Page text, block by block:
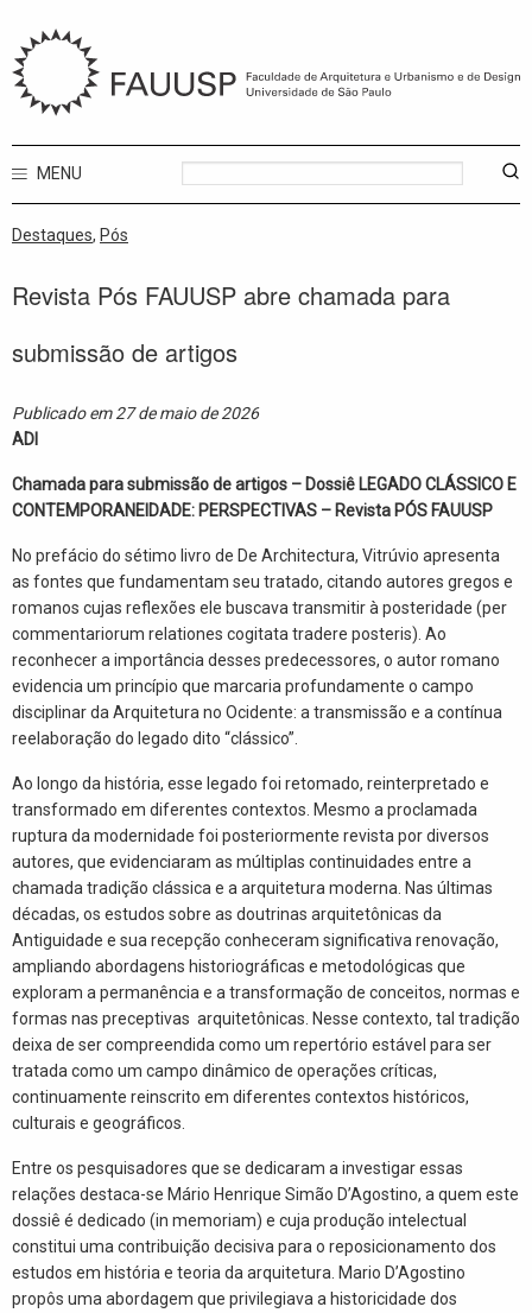
MENU
Destaques, Pós
Revista Pós FAUUSP abre chamada para
submissão de artigos
Publicado em 27 de maio de 2026
ADI
Chamada para submissão de artigos – Dossiê LEGADO CLÁSSICO E
CONTEMPORANEIDADE: PERSPECTIVAS – Revista PÓS FAUUSP
No prefácio do sétimo livro de De Architectura, Vitrúvio apresenta
as fontes que fundamentam seu tratado, citando autores gregos e
romanos cujas reflexões ele buscava transmitir à posteridade (per
commentariorum relationes cogitata tradere posteris). Ao
reconhecer a importância desses predecessores, o autor romano
evidencia um princípio que marcaria profundamente o campo
disciplinar da Arquitetura no Ocidente: a transmissão e a contínua
reelaboração do legado dito “clássico”.
Ao longo da história, esse legado foi retomado, reinterpretado e
transformado em diferentes contextos. Mesmo a proclamada
ruptura da modernidade foi posteriormente revista por diversos
autores, que evidenciaram as múltiplas continuidades entre a
chamada tradição clássica e a arquitetura moderna. Nas últimas
décadas, os estudos sobre as doutrinas arquitetônicas da
Antiguidade e sua recepção conheceram significativa renovação,
ampliando abordagens historiográficas e metodológicas que
exploram a permanência e a transformação de conceitos, normas e
formas nas preceptivas arquitetônicas. Nesse contexto, tal tradição
deixa de ser compreendida como um repertório estável para ser
tratada como um campo dinâmico de operações críticas,
continuamente reinscrito em diferentes contextos históricos,
culturais e geográficos.
Entre os pesquisadores que se dedicaram a investigar essas
relações destaca-se Mário Henrique Simão D’Agostino, a quem este
dossiê é dedicado (in memoriam) e cuja produção intelectual
constitui uma contribuição decisiva para o reposicionamento dos
estudos em história e teoria da arquitetura. Mario D’Agostino
propôs uma abordagem que privilegiava a historicidade dos